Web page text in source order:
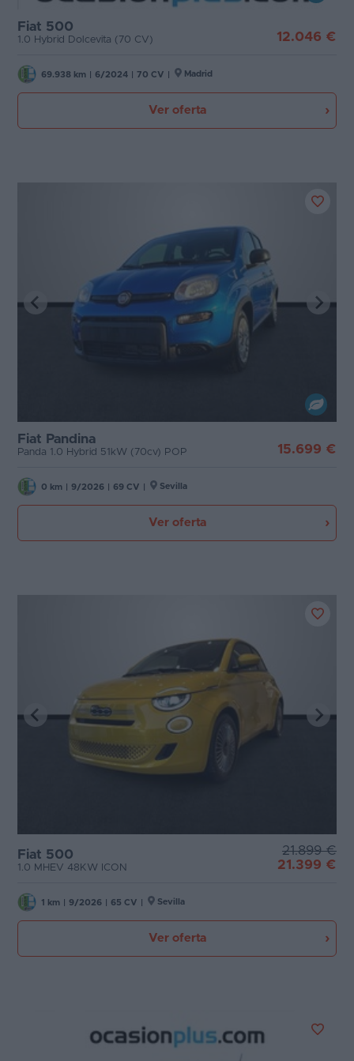
Fiat 500
1.0 Hybrid Dolcevita (70 CV) 12.046 €
69.938 km 6/2024 70 CV Madrid
Ver oferta
Fiat Pandina
Panda 1.0 Hybrid 51kW (70cv) POP 15.699 €
0 km 9/2026 69 CV Sevilla
Ver oferta
Fiat 500
1.0 MHEV 48KW ICON
21.899 €
21.399 €
1 km 9/2026 65 CV Sevilla
Ver oferta